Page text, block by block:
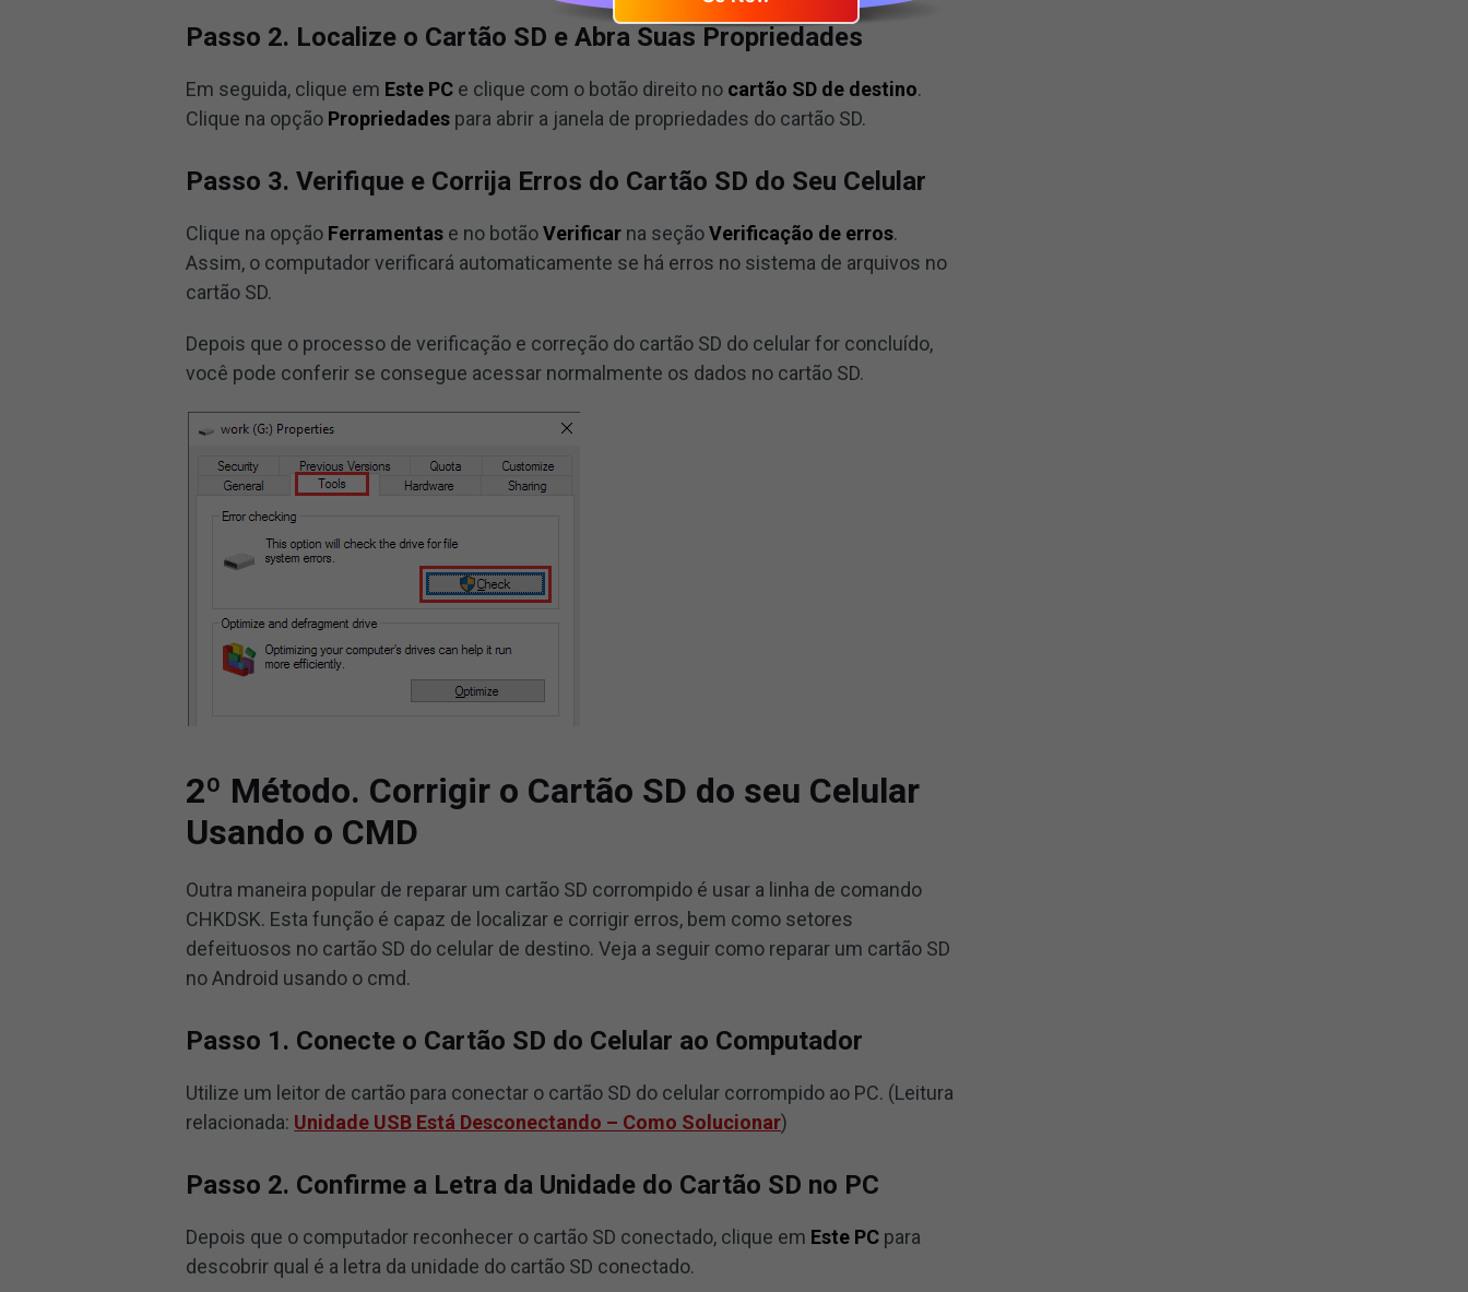
Passo 2. Localize o Cartão SD e Abra Suas Propriedades
Em seguida, clique em Este PC e clique com o botão direito no cartão SD de destino.
Clique na opção Propriedades para abrir a janela de propriedades do cartão SD.
Passo 3. Verifique e Corrija Erros do Cartão SD do Seu Celular
Clique na opção Ferramentas e no botãoVerificar na seçãoVerificação de erros.
Assim, o computador verificará automaticamente se há erros no sistema de arquivos no
cartão SD.
Depois que o processo de verificação e correção do cartão SD do celular for concluído,
você pode conferir se consegue acessar normalmente os dados no cartão SD.
2º Método. Corrigir o Cartão SD do seu Celular
Usando o CMD
Outra maneira popular de reparar um cartão SD corrompido é usar a linha de comando
CHKDSK. Esta função é capaz de localizar e corrigir erros, bem como setores
defeituosos no cartão SD do celular de destino. Veja a seguir como reparar um cartão SD
no Android usando o cmd.
Passo 1. Conecte o Cartão SD do Celular ao Computador
Utilize um leitor de cartão para conectar o cartão SD do celular corrompido ao PC. (Leitura
relacionada: Unidade USB Está Desconectando – Como Solucionar)
Passo 2. Confirme a Letra da Unidade do Cartão SD no PC
Depois que o computador reconhecer o cartão SD conectado, clique em Este PC para
descobrir qual é a letra da unidade do cartão SD conectado.